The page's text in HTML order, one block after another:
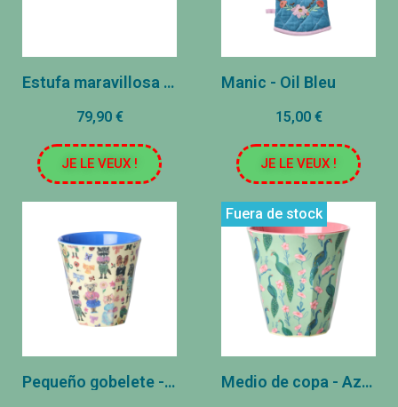
Estufa maravillosa - acero inoxidable - arándano (24 cm)
79,90 €
JE LE VEUX !
Manic - Oil Bleu
15,00 €
JE LE VEUX !
Pequeño gobelete - azul - Nathalie Lédé
Fuera de stock
Medio de copa - Azul - PAON